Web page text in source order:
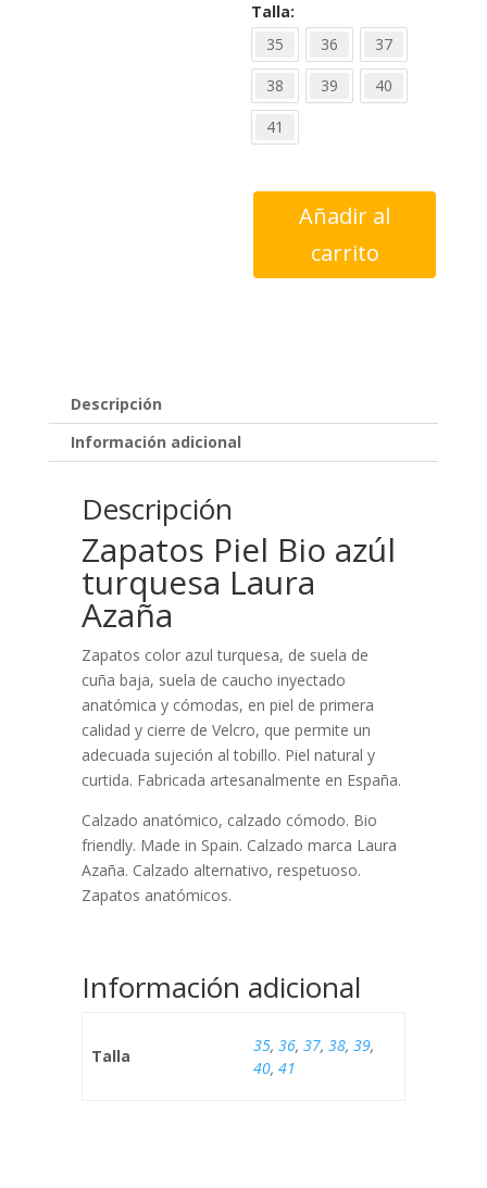
Talla
35
36
37
38
39
40
41
Zapatos
azúl
Añadir al
carrito
Descripción
Información adicional
Descripción
Zapatos Piel Bio azúl
turquesa Laura
Azaña
Zapatos color azul turquesa, de suela de
cuña baja, suela de caucho inyectado
anatómica y cómodas, en piel de primera
calidad y cierre de Velcro, que permite un
adecuada sujeción al tobillo. Piel natural y
curtida. Fabricada artesanalmente en España.
Calzado anatómico, calzado cómodo. Bio
friendly. Made in Spain. Calzado marca Laura
Azaña. Calzado alternativo, respetuoso.
Zapatos anatómicos.
Información adicional
Talla
35, 36, 37, 38, 39,
40, 41